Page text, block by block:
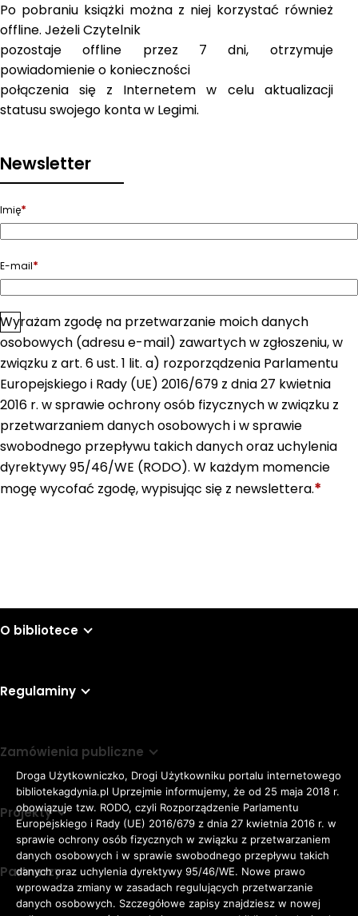
Rozmiar
czcionki
Adomyślna czcionka
Po pobraniu książki można z niej korzystać również
offline. Jeżeli Czytelnik
pozostaje offline przez 7 dni, otrzymuje
powiadomienie o konieczności
połączenia się z Internetem w celu aktualizacji
statusu swojego konta w Legimi.
Newsletter
Imię*
E-mail*
Zgoda*
Wyrażam zgodę na przetwarzanie moich danych
osobowych (adresu e-mail) zawartych w zgłoszeniu, w
związku z art. 6 ust. 1 lit. a) rozporządzenia Parlamentu
Europejskiego i Rady (UE) 2016/679 z dnia 27 kwietnia
2016 r. w sprawie ochrony osób fizycznych w związku z
przetwarzaniem danych osobowych i w sprawie
swobodnego przepływu takich danych oraz uchylenia
dyrektywy 95/46/WE (RODO). W każdym momencie
mogę wycofać zgodę, wypisując się z newslettera.*
O bibliotece
Regulaminy
Zamówienia publiczne
Projekty
Partnerzy
Droga Użytkowniczko, Drogi Użytkowniku portalu internetowego
bibliotekagdynia.pl Uprzejmie informujemy, że od 25 maja 2018 r.
obowiązuje tzw. RODO, czyli Rozporządzenie Parlamentu
Europejskiego i Rady (UE) 2016/679 z dnia 27 kwietnia 2016 r. w
sprawie ochrony osób fizycznych w związku z przetwarzaniem
danych osobowych i w sprawie swobodnego przepływu takich
danych oraz uchylenia dyrektywy 95/46/WE. Nowe prawo
wprowadza zmiany w zasadach regulujących przetwarzanie
danych osobowych. Szczegółowe zapisy znajdziesz w nowej